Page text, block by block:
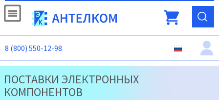
8 (800) 550-12-98
ПОСТАВКИ ЭЛЕКТРОННЫХ
КОМПОНЕНТОВ